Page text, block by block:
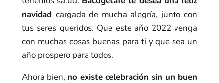
navidad cargada de mucha alegría, junto con
tus seres queridos. Que este año 2022 venga
con muchas cosas buenas para ti y que sea un
año prospero para todos.
Ahora bien, no existe celebración sin un buen